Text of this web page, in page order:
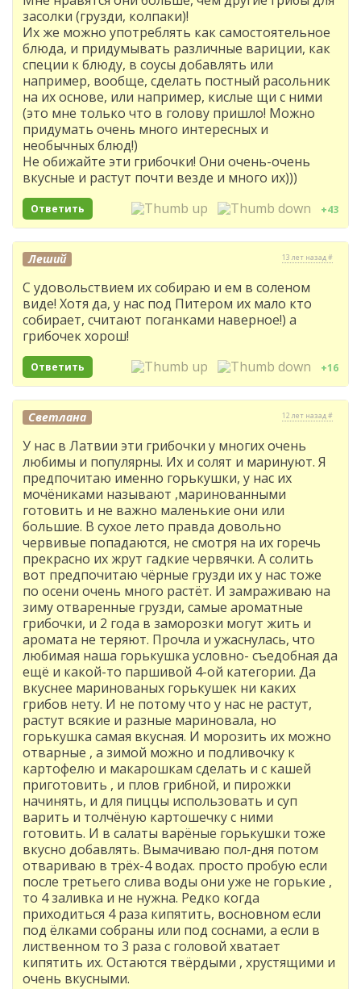
засолки (грузди, колпаки)!
Их же можно употреблять как самостоятельное
блюда, и придумывать различные вариции, как
специи к блюду, в соусы добавлять или
например, вообще, сделать постный расольник
на их основе, или например, кислые щи с ними
(это мне только что в голову пришло! Можно
придумать очень много интересных и
необычных блюд!)
Не обижайте эти грибочки! Они очень-очень
вкусные и растут почти везде и много их)))
Ответить +43
Леший 13 лет назад #
С удовольствием их собираю и ем в соленом
виде! Хотя да, у нас под Питером их мало кто
собирает, считают поганками наверное!) а
грибочек хорош!
Ответить +16
Светлана 12 лет назад #
У нас в Латвии эти грибочки у многих очень
любимы и популярны. Их и солят и маринуют. Я
предпочитаю именно горькушки, у нас их
мочёниками называют ,маринованными
готовить и не важно маленькие они или
большие. В сухое лето правда довольно
червивые попадаются, не смотря на их горечь
прекрасно их жрут гадкие червячки. А солить
вот предпочитаю чёрные грузди их у нас тоже
по осени очень много растёт. И замраживаю на
зиму отваренные грузди, самые ароматные
грибочки, и 2 года в заморозки могут жить и
аромата не теряют. Прочла и ужаснулась, что
любимая наша горькушка условно- съедобная да
ещё и какой-то паршивой 4-ой категории. Да
вкуснее маринованых горькушек ни каких
грибов нету. И не потому что у нас не растут,
растут всякие и разные мариновала, но
горькушка самая вкусная. И морозить их можно
отварные , а зимой можно и подливочку к
картофелю и макарошкам сделать и с кашей
приготовить , и плов грибной, и пирожки
начинять, и для пиццы использовать и суп
варить и толчёную картошечку с ними
готовить. И в салаты варёные горькушки тоже
вкусно добавлять. Вымачиваю пол-дня потом
отвариваю в трёх-4 водах. просто пробую если
после третьего слива воды они уже не горькие ,
то 4 заливка и не нужна. Редко когда
приходиться 4 раза кипятить, восновном если
под ёлками собраны или под соснами, а если в
лиственном то 3 раза с головой хватает
кипятить их. Остаются твёрдыми , хрустящими и
очень вкусными.